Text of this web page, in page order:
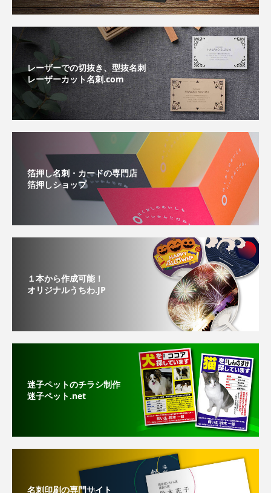
レーザーでの切抜き、型抜名刺
レーザーカット名刺.com
箔押し名刺・カードの専門店
箔押しショップ
１本から作成可能！
オリジナルうちわ.JP
迷子ペットのチラシ制作
迷子ペット.net
名刺印刷の専門サイト